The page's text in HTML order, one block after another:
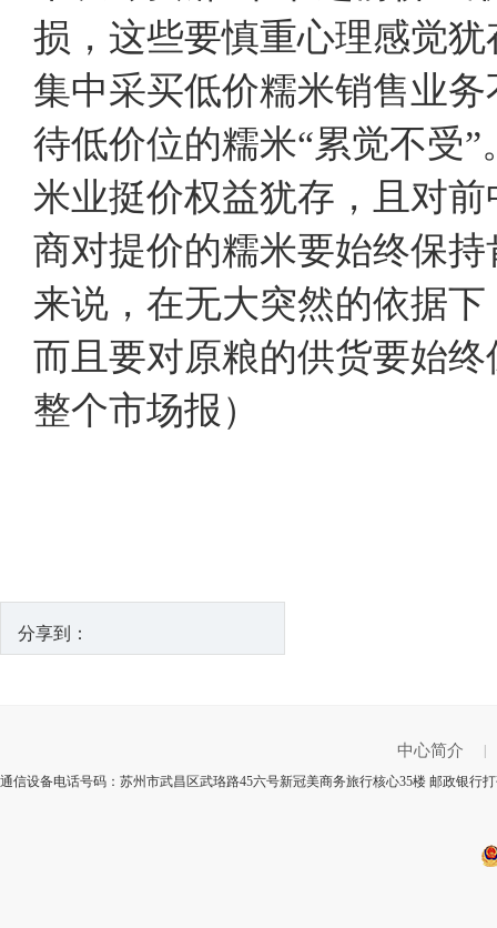
损，这些要慎重心理感觉
集中采买低价糯米销售业
待低价位的糯米“累觉不
米业挺价权益犹存，且对
商对提价的糯米要始终保
来说，在无大突然的依据
而且要对原粮的供货要始
整个市场报）
分享到：
中心简介
通信设备电话号码：苏州市武昌区武珞路45六号新冠美商务旅行核心35楼 邮政银行